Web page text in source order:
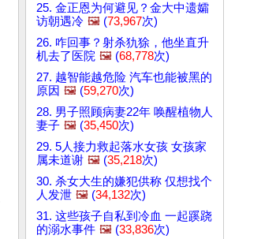
25. 金正恩为何避见？金大中遗孀
访朝遇冷 🖼️ (73,967次)
26. 咋回事？射杀犰狳，他坐直升
机去了医院 🖼️ (68,778次)
27. 越智能越危险 汽车也能被黑的
原因 🖼️ (59,270次)
28. 男子照顾病妻22年 唤醒植物人
妻子 🖼️ (35,450次)
29. 5人接力救起落水女孩 女孩家
属未道谢 🖼️ (35,218次)
30. 杀女大生的嫌犯供称 仅想找个
人发泄 🖼️ (34,132次)
31. 这些孩子自私到冷血 一起蹊跷
的溺水事件 🖼️ (33,836次)